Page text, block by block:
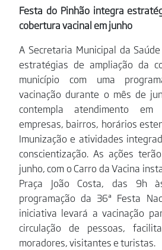
Festa do Pinhão integra
cobertura vacinal em junho
A Secretaria Municipal da
estratégias de ampliação da
município com uma
vacinação durante o mês de
contempla atendimento em
empresas, bairros, horários
Imunização e atividades
conscientização. As ações
junho, com o Carro da Vacina
Praça João Costa, das 9h
programação da 36ª Festa
iniciativa levará a vacinação
circulação de pessoas,
moradores, visitantes e turistas.